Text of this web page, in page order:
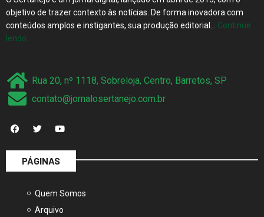
objetivo de trazer contexto às notícias. De forma inovadora com
conteúdos amplos e instigantes, sua produção editorial… Continue
lendo…
Rua 20, nº 1118, Sobreloja, Centro, Barretos, SP
contato@jornalosertanejo.com.br
PÁGINAS
Quem Somos
Arquivo